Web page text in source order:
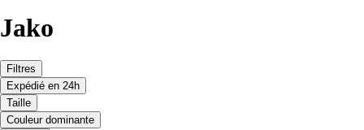
Jako
Filtres
Expédié en 24h
Taille
Couleur dominante